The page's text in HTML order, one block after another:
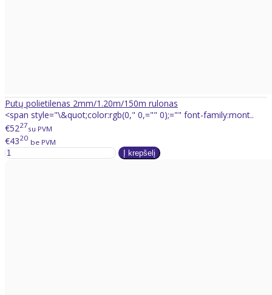
Putų polietilenas 2mm/1.20m/150m rulonas
<span style="\&quot;color:rgb(0," 0,="" 0);="" font-family:mont..
€5227su PVM
€4320 be PVM